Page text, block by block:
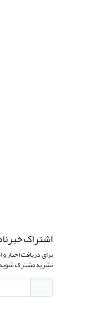
اشتراک
برای دریافت اخبار
نشریه مشترک